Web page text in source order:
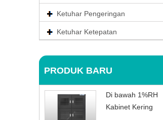
Ketuhar Pengeringan
Ketuhar Ketepatan
PRODUK BARU
Di bawah 1%RH
Kabinet Kering